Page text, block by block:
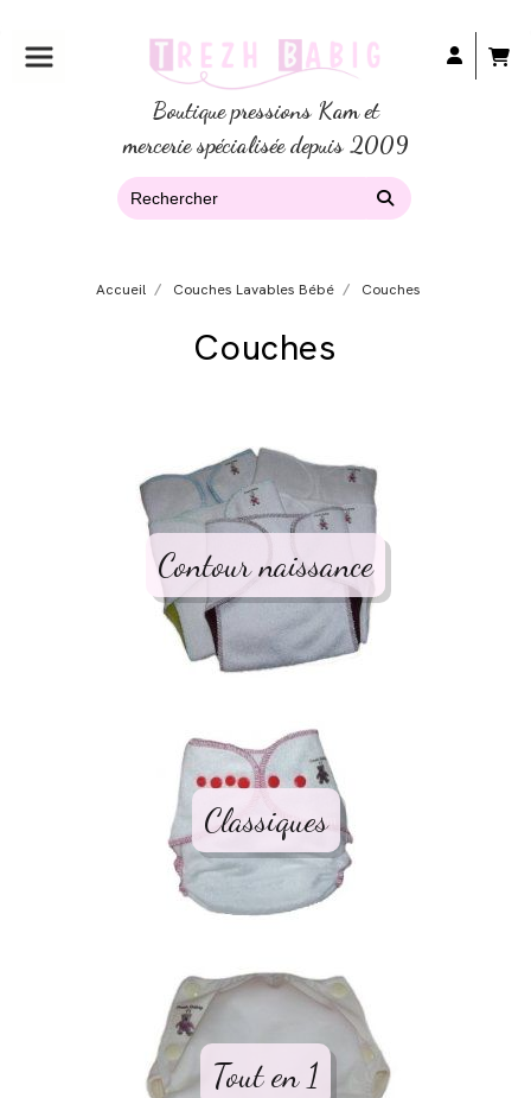
Boutique pressions Kam et
mercerie spécialisée depuis 2009
Accueil Couches Lavables Bébé Couches
Couches
Contour naissance
Classiques
Tout en 1